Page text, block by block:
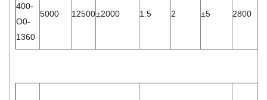
400-
O0-
1360
5000 12500±2000 1.5 2 ±5 2800